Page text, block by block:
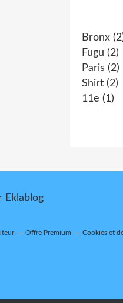
Bronx
Fugu (2)
Paris (2)
Shirt (2)
11e (1)
Eklablog
Offre Premium Cookies et